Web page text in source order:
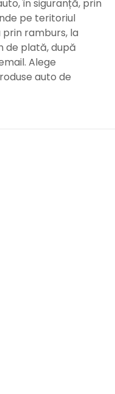
în siguranță, prin
pe teritoriul
prin ramburs, la
de plată, după
Alege
auto de